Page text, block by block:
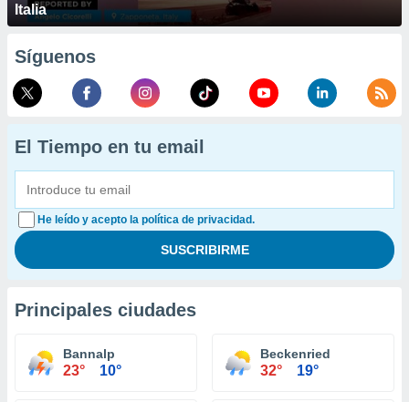
Italia
Síguenos
El Tiempo en tu email
He leído y acepto la política de privacidad.
Principales ciudades
Bannalp
23° 10°
Beckenried
32° 19°